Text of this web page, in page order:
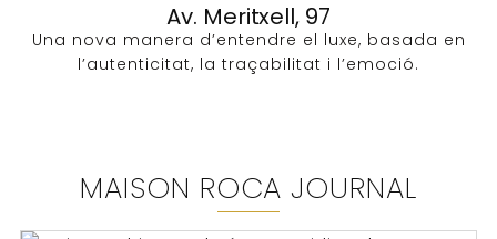
Av. Meritxell, 97
Una nova manera d’entendre el luxe, basada en
l’autenticitat, la traçabilitat i l’emoció.
MAISON ROCA JOURNAL